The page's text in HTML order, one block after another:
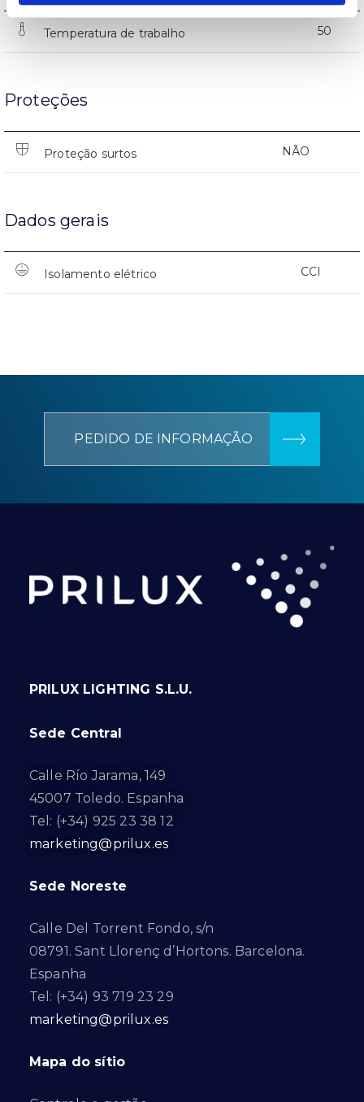
Temperatura de trabalho 50
Proteções
Proteção surtos NÃO
Dados gerais
Isolamento elétrico CCI
PEDIDO DE INFORMAÇÃO
PRILUX LIGHTING S.L.U.
Sede Central
Calle Río Jarama, 149
45007 Toledo. Espanha
Tel: (+34) 925 23 38 12
marketing@prilux.es
Sede Noreste
Calle Del Torrent Fondo, s/n
08791. Sant Llorenç d’Hortons. Barcelona.
Espanha
Tel: (+34) 93 719 23 29
marketing@prilux.es
Mapa do sítio